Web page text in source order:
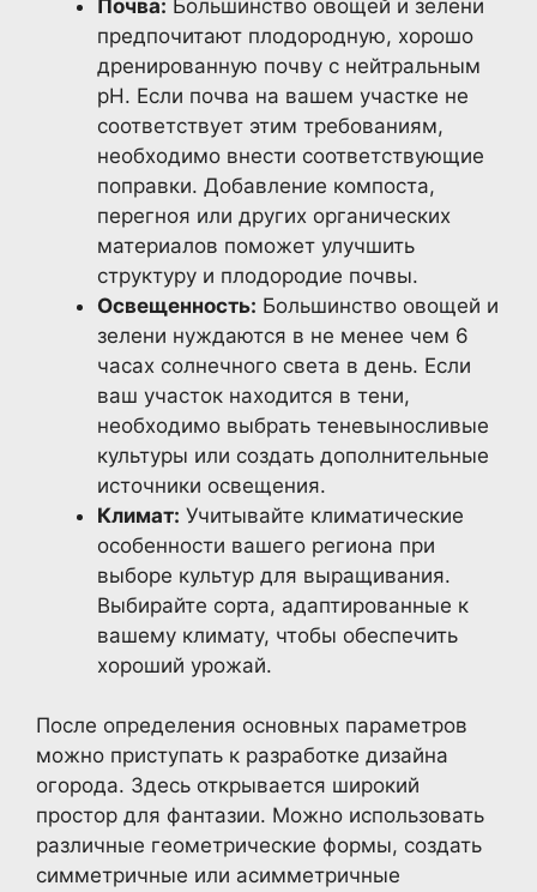
Почва: Большинство овощей и зелени
предпочитают плодородную, хорошо
дренированную почву с нейтральным
pH. Если почва на вашем участке не
соответствует этим требованиям,
необходимо внести соответствующие
поправки. Добавление компоста,
перегноя или других органических
материалов поможет улучшить
структуру и плодородие почвы.
Освещенность: Большинство овощей и
зелени нуждаются в не менее чем 6
часах солнечного света в день. Если
ваш участок находится в тени,
необходимо выбрать теневыносливые
культуры или создать дополнительные
источники освещения.
Климат: Учитывайте климатические
особенности вашего региона при
выборе культур для выращивания.
Выбирайте сорта, адаптированные к
вашему климату, чтобы обеспечить
хороший урожай.
После определения основных параметров
можно приступать к разработке дизайна
огорода. Здесь открывается широкий
простор для фантазии. Можно использовать
различные геометрические формы, создать
симметричные или асимметричные